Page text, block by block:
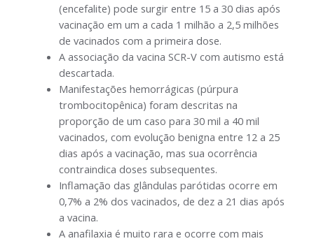
(encefalite) pode surgir entre 15 a 30 dias após
vacinação em um a cada 1 milhão a 2,5 milhões
de vacinados com a primeira dose.
A associação da vacina SCR-V com autismo está
descartada.
Manifestações hemorrágicas (púrpura
trombocitopênica) foram descritas na
proporção de um caso para 30 mil a 40 mil
vacinados, com evolução benigna entre 12 a 25
dias após a vacinação, mas sua ocorrência
contraindica doses subsequentes.
Inflamação das glândulas parótidas ocorre em
0,7% a 2% dos vacinados, de dez a 21 dias após
a vacina.
A anafilaxia é muito rara e ocorre com mais